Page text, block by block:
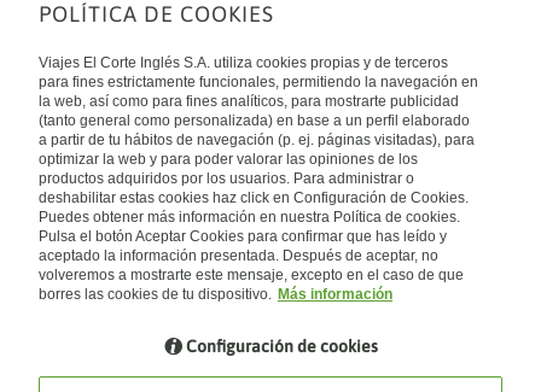
Sobre nosotros
Quiénes somos
Financiación
Sostenibilidad
Turismo accesible
Tarjeta El Corte Inglés
Trabaja con nosotros
El Corte Inglés
Canal Ético
Enlaces de interés
Guías de viaje
Catálogos
Auto check-in
Condiciones Generales
Política de privacidad
Política de cookies
Accesibilidad
Empresas/ Grupos
Internacional
España
Visita nuestro blog
Blog de Viajes el Corte inglés
POLÍTICA DE COOKIES
Viajes El Corte Inglés S.A. utiliza cookies propias y de terceros
para fines estrictamente funcionales, permitiendo la navegación en
la web, así como para fines analíticos, para mostrarte publicidad
(tanto general como personalizada) en base a un perfil elaborado
a partir de tu hábitos de navegación (p. ej. páginas visitadas), para
optimizar la web y para poder valorar las opiniones de los
productos adquiridos por los usuarios. Para administrar o
deshabilitar estas cookies haz click en Configuración de Cookies.
Puedes obtener más información en nuestra Política de cookies.
Pulsa el botón Aceptar Cookies para confirmar que has leído y
aceptado la información presentada. Después de aceptar, no
volveremos a mostrarte este mensaje, excepto en el caso de que
borres las cookies de tu dispositivo. Más información
Configuración de cookies